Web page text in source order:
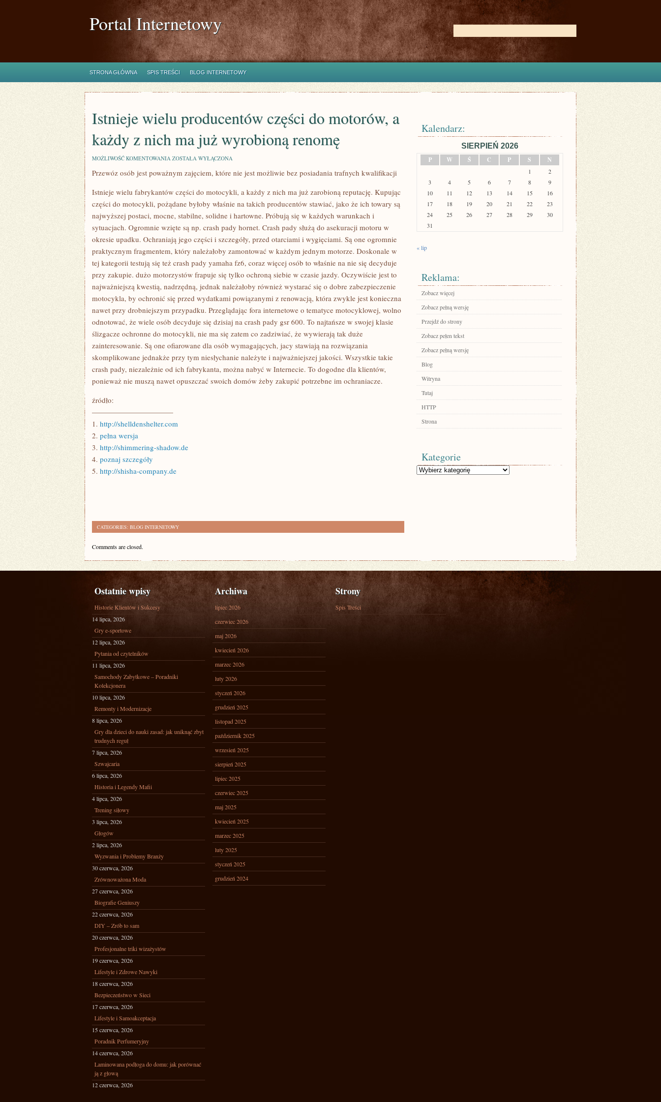
Portal Internetowy
STRONA GŁÓWNA SPIS TREŚCI BLOG INTERNETOWY
Istnieje wielu producentów części do motorów, a
każdy z nich ma już wyrobioną renomę
MOŻLIWOŚĆ KOMENTOWANIA ISTNIEJE
PRODUCENTÓW
CZĘŚCI
MOTORÓW,
A
KAŻDY
Z
NICH
MA
JUŻ
WYROBIONĄ
RENOMĘ
ZOSTAŁA WYŁĄCZONA
Przewóz osób jest poważnym zajęciem, które nie jest możliwie bez posiadania trafnych kwalifikacji
Istnieje wielu fabrykantów części do motocykli, a każdy z nich ma już zarobioną reputację. Kupując
części do motocykli, pożądane byłoby właśnie na takich producentów stawiać, jako że ich towary są
najwyższej postaci, mocne, stabilne, solidne i hartowne. Próbują się w każdych warunkach i
sytuacjach. Ogromnie wzięte są np. crash pady hornet. Crash pady służą do asekuracji motoru w
okresie upadku. Ochraniają jego części i szczegóły, przed otarciami i wygięciami. Są one ogromnie
praktycznym fragmentem, który należałoby zamontować w każdym jednym motorze. Doskonale w
tej kategorii testują się też crash pady yamaha fz6, coraz więcej osób to właśnie na nie się decyduje
przy zakupie. dużo motorzystów frapuje się tylko ochroną siebie w czasie jazdy. Oczywiście jest to
najważniejszą kwestią, nadrzędną, jednak należałoby również wystarać się o dobre zabezpieczenie
motocykla, by ochronić się przed wydatkami powiązanymi z renowacją, która zwykle jest konieczna
nawet przy drobniejszym przypadku. Przeglądając fora internetowe o tematyce motocyklowej, wolno
odnotować, że wiele osób decyduje się dzisiaj na crash pady gsr 600. To najtańsze w swojej klasie
ślizgacze ochronne do motocykli, nie ma się zatem co zadziwiać, że wywierają tak duże
zainteresowanie. Są one ofiarowane dla osób wymagających, jacy stawiają na rozwiązania
skomplikowane jednakże przy tym niesłychanie należyte i najważniejszej jakości. Wszystkie takie
crash pady, niezależnie od ich fabrykanta, można nabyć w Internecie. To dogodne dla klientów,
ponieważ nie muszą nawet opuszczać swoich domów żeby zakupić potrzebne im ochraniacze.
źródło:
———————————
1. http://shelldenshelter.com
2. pełna wersja
3. http://shimmering-shadow.de
4. poznaj szczegóły
5. http://shisha-company.de
CATEGORIES: BLOG INTERNETOWY
Comments are closed.
Kalendarz:
SIERPIEŃ 2026
P
W Ś C P S N
1
2
3
4 5 6 7 8
9
10
11 12 13 14 15
16
17
18 19 20 21 22
23
24
25 26 27 28 29
30
31
« lip
Reklama:
Zobacz więcej
Zobacz pełną wersję
Przejdź do strony
Zobacz pełen tekst
Zobacz pełną wersję
Blog
Witryna
Tutaj
HTTP
Strona
Kategorie
Kategorie
Ostatnie wpisy
Historie Klientów i Sukcesy
14 lipca, 2026
Gry e-sportowe
12 lipca, 2026
Pytania od czytelników
11 lipca, 2026
Samochody Zabytkowe – Poradniki
Kolekcjonera
10 lipca, 2026
Remonty i Modernizacje
8 lipca, 2026
Gry dla dzieci do nauki zasad: jak uniknąć zbyt
trudnych reguł
7 lipca, 2026
Szwajcaria
6 lipca, 2026
Historia i Legendy Mafii
4 lipca, 2026
Trening siłowy
3 lipca, 2026
Głogów
2 lipca, 2026
Wyzwania i Problemy Branży
30 czerwca, 2026
Zrównoważona Moda
27 czerwca, 2026
Biografie Geniuszy
22 czerwca, 2026
DIY – Zrób to sam
20 czerwca, 2026
Profesjonalne triki wizażystów
19 czerwca, 2026
Lifestyle i Zdrowe Nawyki
18 czerwca, 2026
Bezpieczeństwo w Sieci
17 czerwca, 2026
Lifestyle i Samoakceptacja
15 czerwca, 2026
Poradnik Perfumeryjny
14 czerwca, 2026
Laminowana podłoga do domu: jak porównać
ją z głową
12 czerwca, 2026
Archiwa
lipiec 2026
czerwiec 2026
maj 2026
kwiecień 2026
marzec 2026
luty 2026
styczeń 2026
grudzień 2025
listopad 2025
październik 2025
wrzesień 2025
sierpień 2025
lipiec 2025
czerwiec 2025
maj 2025
kwiecień 2025
marzec 2025
luty 2025
styczeń 2025
grudzień 2024
Strony
Spis Treści